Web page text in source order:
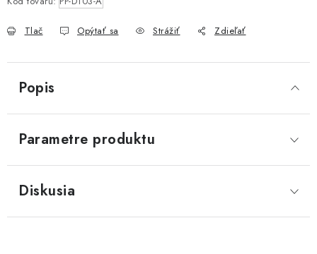
Tlač Opýtať sa Strážiť Zdieľať
Popis
Parametre produktu
Diskusia